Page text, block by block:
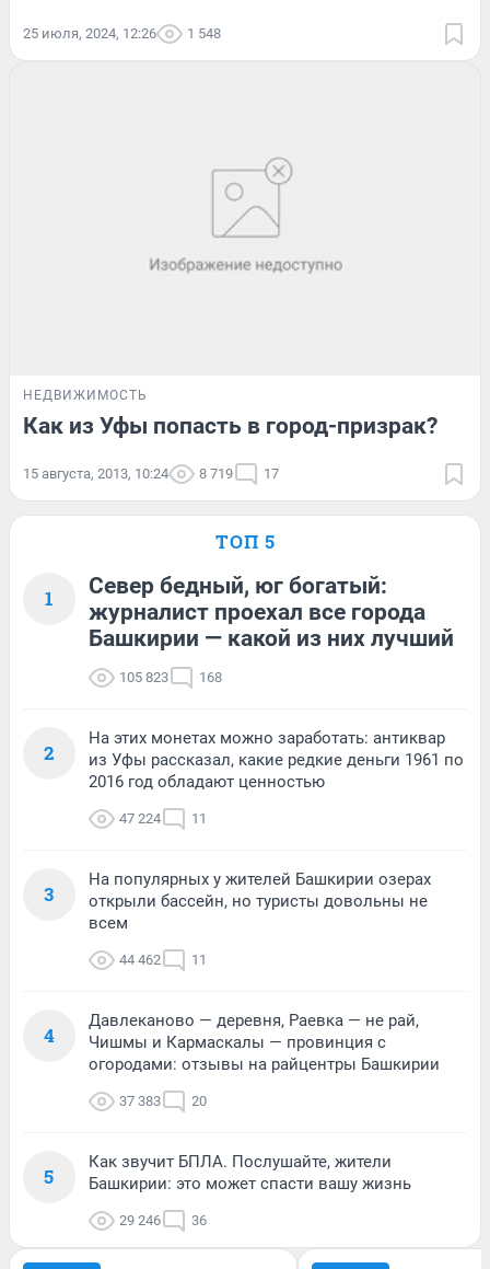
25 июля, 2024, 12:26 1 548
НЕДВИЖИМОСТЬ
Как из Уфы попасть в город-призрак?
15 августа, 2013, 10:24 8 719 17
ТОП 5
1
Север бедный, юг богатый:
журналист проехал все города
Башкирии — какой из них лучший
105 823 168
2
На этих монетах можно заработать: антиквар
из Уфы рассказал, какие редкие деньги 1961 по
2016 год обладают ценностью
47 224 11
3
На популярных у жителей Башкирии озерах
открыли бассейн, но туристы довольны не
всем
44 462 11
4
Давлеканово — деревня, Раевка — не рай,
Чишмы и Кармаскалы — провинция с
огородами: отзывы на райцентры Башкирии
37 383 20
5
Как звучит БПЛА. Послушайте, жители
Башкирии: это может спасти вашу жизнь
29 246 36